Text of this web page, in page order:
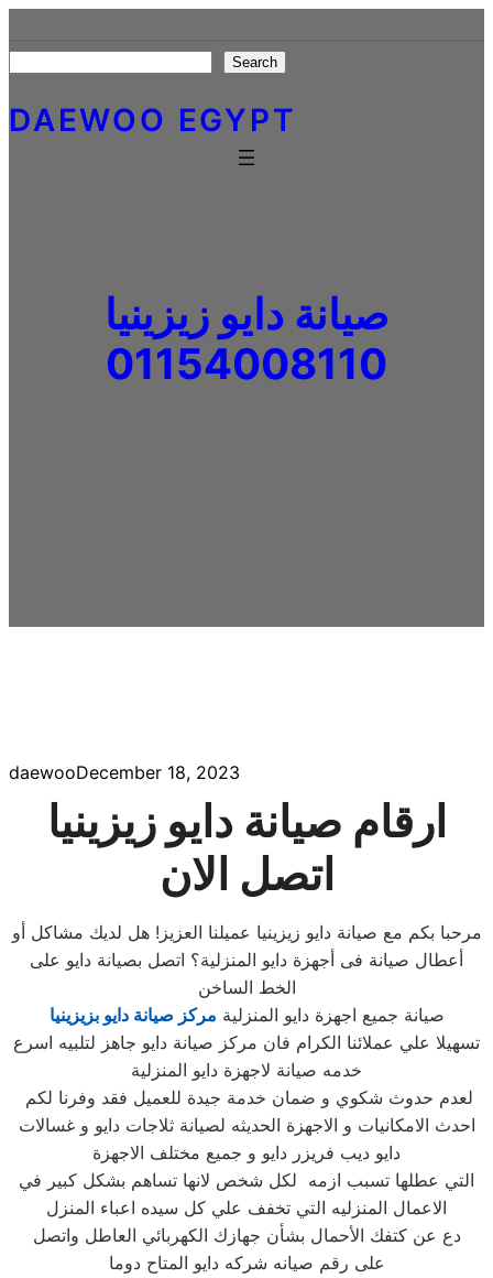
to
content
Search
DAEWOO EGYPT
صيانة دايو زيزينيا
01154008110
daewooDecember 18, 2023
ارقام صيانة دايو زيزينيا
اتصل الان
مرحبا بكم مع صيانة دايو زيزينيا عميلنا العزيز! هل لديك مشاكل أو
أعطال صيانة فى أجهزة دايو المنزلية؟ اتصل بصيانة دايو على
الخط الساخن
صيانة جميع اجهزة دايو المنزلية مركز صيانة دايو بزيزينيا
تسهيلا علي عملائنا الكرام فان مركز صيانة دايو جاهز لتلبيه اسرع
خدمه صيانة لاجهزة دايو المنزلية
احدث الامكانيات و الاجهزة الحديثه لصيانة ثلاجات دايو و غسالات
دايو ديب فريزر دايو و جميع مختلف الاجهزة
التي عطلها تسبب ازمه لكل شخص لانها تساهم بشكل كبير في
الاعمال المنزليه التي تخفف علي كل سيده اعباء المنزل
دع عن كتفك الأحمال بشأن جهازك الكهربائي العاطل واتصل
على رقم صيانه شركه دايو المتاح دوما